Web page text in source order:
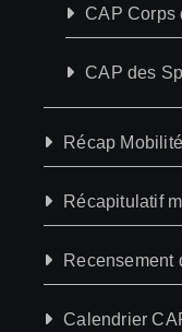
CAP Corps
CAP des
Récap
Récapitulatif
Recensement
Calendrier